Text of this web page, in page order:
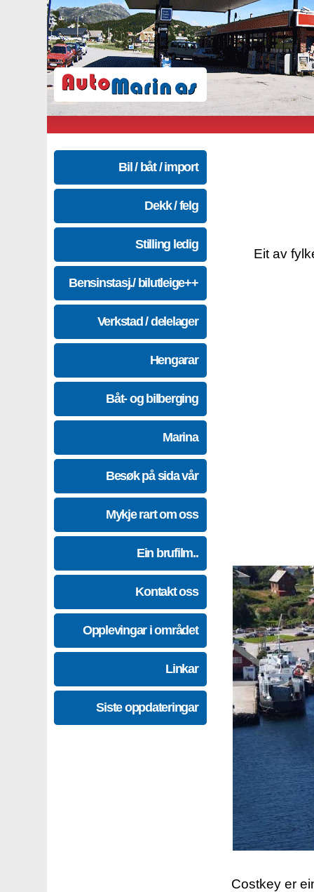
Bil / båt / import
Dekk / felg
Stilling ledig
Bensinstasj./ bilutleige++
Verkstad / delelager
Hengarar
Båt- og bilberging
Marina
Besøk på sida vår
Mykje rart om oss
Ein brufilm..
Kontakt oss
Opplevingar i området
Linkar
Siste oppdateringar
Eit av
Costkey er